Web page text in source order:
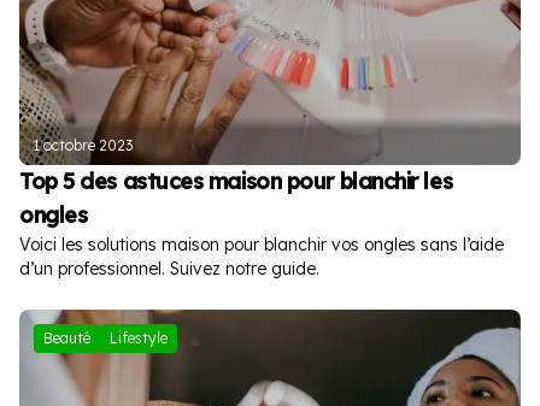
1 octobre 2023
Top 5 des astuces maison pour blanchir les
ongles
Voici les solutions maison pour blanchir vos ongles sans l’aide
d’un professionnel. Suivez notre guide.
Beauté Lifestyle